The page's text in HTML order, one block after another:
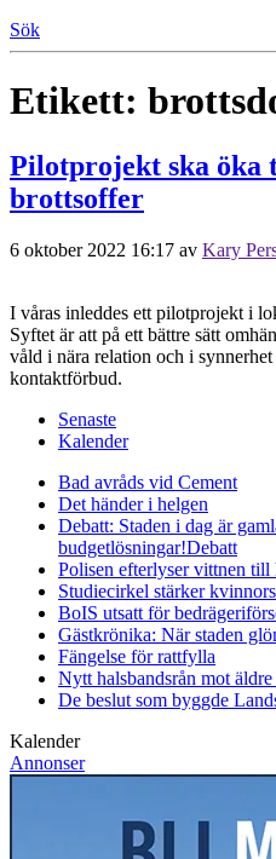
Sök
Etikett:
Pilotprojekt ska öka
brottsoffer
6 oktober 2022 16:17 av Kary
I våras inleddes ett pilotprojekt i
Syftet är att på ett bättre sätt
våld i nära relation och i
kontaktförbud.
Senaste
Kalender
Bad avråds vid Cement
Det händer i helgen
Debatt: Staden i dag är
budgetlösningar!Debatt
Polisen efterlyser vittnen till
Studiecirkel stärker
BoIS utsatt för
Gästkrönika: När staden
Fängelse för rattfylla
Nytt halsbandsrån mot
De beslut som byggde
Kalender
Annonser